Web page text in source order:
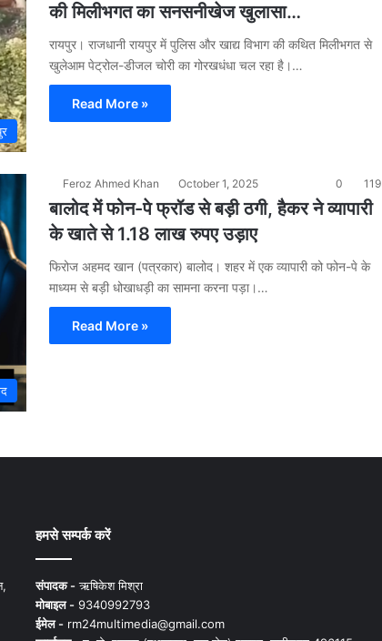
की मिलीभगत का सनसनीखेज खुलासा…
रायपुर। राजधानी रायपुर में पुलिस और खाद्य विभाग की कथित मिलीभगत से
खुलेआम पेट्रोल-डीजल चोरी का गोरखधंधा चल रहा है।…
Read More »
Feroz Ahmed Khan October 1, 2025 0 119
बालोद में फोन-पे फ्रॉड से बड़ी ठगी, हैकर ने व्यापारी
के खाते से 1.18 लाख रुपए उड़ाए
फिरोज अहमद खान (पत्रकार) बालोद। शहर में एक व्यापारी को फोन-पे के
माध्यम से बड़ी धोखाधड़ी का सामना करना पड़ा।…
Read More »
हमसे सम्पर्क करें
संपादक -ऋषिकेश मिश्रा
मोबाइल -9340992793
ईमेल - rm24multimedia@gmail.com